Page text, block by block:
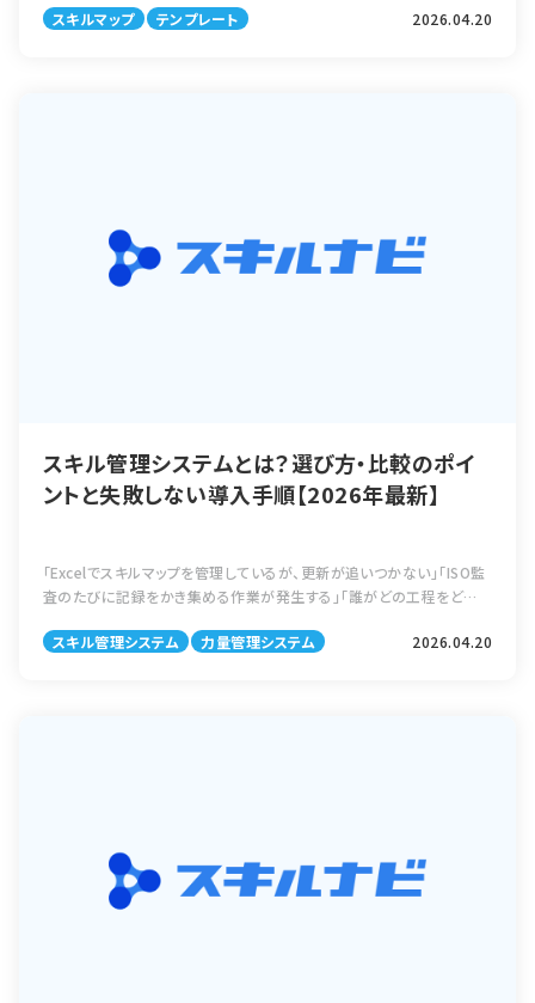
キルマップのテンプレー […]
スキルマップ テンプレート 2026.04.20
スキル管理システムとは？選び方・比較のポイ
ントと失敗しない導入手順【2026年最新】
「Excelでスキルマップを管理しているが、更新が追いつかない」「ISO監
査のたびに記録をかき集める作業が発生する」「誰がどの工程をどの
管理をExcel […]
スキル管理システム 力量管理システム 2026.04.20